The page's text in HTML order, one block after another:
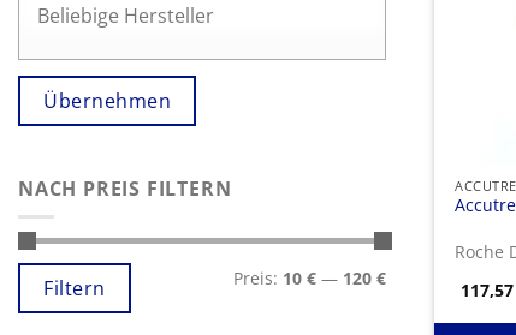
Übernehmen
NACH PREIS FILTERN
Min.
Preis
Max.
PreisFiltern Preis: 10 € — 120 €
Roche